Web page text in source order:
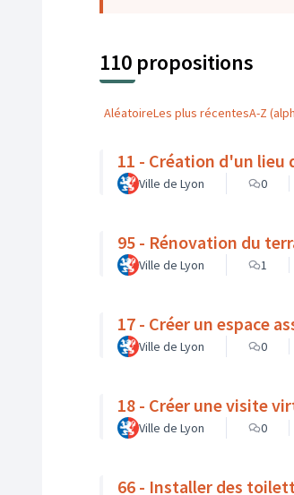
110 propositions
AléatoireLes plus récentesA-Z
11 - Création d'un lieu
Ville de Lyon 0
95 - Rénovation du
Ville de Lyon 1
17 - Créer un espace
Ville de Lyon 0
18 - Créer une visite
Ville de Lyon 0
66 - Installer des